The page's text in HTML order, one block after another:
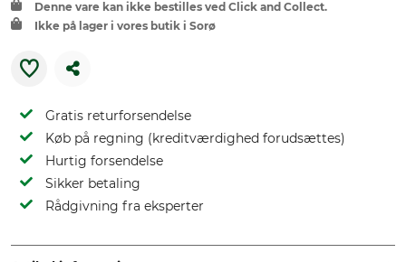
Denne vare kan ikke bestilles ved Click and Collect.
Ikke på lager i vores butik i Sorø
Gratis returforsendelse
Køb på regning (kreditværdighed forudsættes)
Hurtig forsendelse
Sikker betaling
Rådgivning fra eksperter